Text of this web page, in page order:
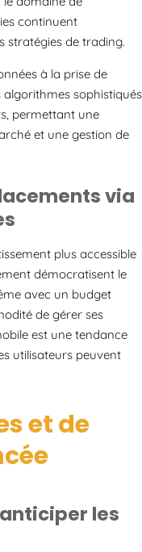
continuent
stratégies de trading.
à la prise de
sophistiqués
permettant une
et une gestion de
via
plus accessible
démocratisent le
avec un budget
de gérer ses
est une tendance
utilisateurs peuvent
et de
les